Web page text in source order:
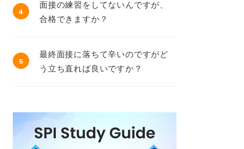
4
面接の練習をしてないんですが、
合格できますか？
5
最終面接に落ちて辛いのですがど
う立ち直れば良いですか？